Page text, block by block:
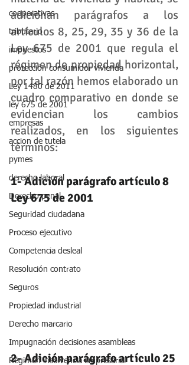
cooperativas
tributario
impuestos
protección consumidor vivienda
Ley 1480 de 2011
ley 675 de 2001
empresas
accion de tutela
pymes
derecho laboral
Derecho penal
Seguridad ciudadana
Proceso ejecutivo
Competencia desleal
Resolución contrato
Seguros
Propiedad industrial
Derecho marcario
Impugnación decisiones asambleas
Régimen insolvencia empresarial
adicionan parágrafos a los
artículos 8, 25, 29, 35 y 36 de la
Ley 675 de 2001 que regula el
régimen de propiedad horizontal,
por tal razón hemos elaborado un
cuadro comparativo en donde se
evidencian los cambios
realizados, en los siguientes
términos:
1- Adición parágrafo artículo 8
Ley 675 de 2001
2- Adición parágrafo artículo 25